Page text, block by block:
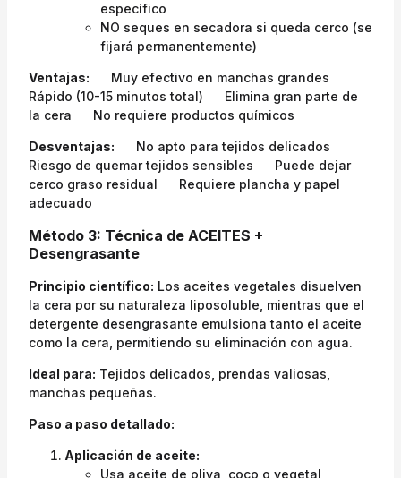
específico
NO seques en secadora si queda cerco (se
fijará permanentemente)
Ventajas:
Muy efectivo en manchas grandes
Rápido (10-15 minutos total)
Elimina gran parte de
la cera
No requiere productos químicos
Desventajas:
No apto para tejidos delicados
Riesgo de quemar tejidos sensibles
Puede dejar
cerco graso residual
Requiere plancha y papel
adecuado
Método 3: Técnica de ACEITES +
Desengrasante
Principio científico: Los aceites vegetales disuelven
la cera por su naturaleza liposoluble, mientras que el
detergente desengrasante emulsiona tanto el aceite
como la cera, permitiendo su eliminación con agua.
Ideal para: Tejidos delicados, prendas valiosas,
manchas pequeñas.
Paso a paso detallado:
Aplicación de aceite:
Usa aceite de oliva, coco o vegetal